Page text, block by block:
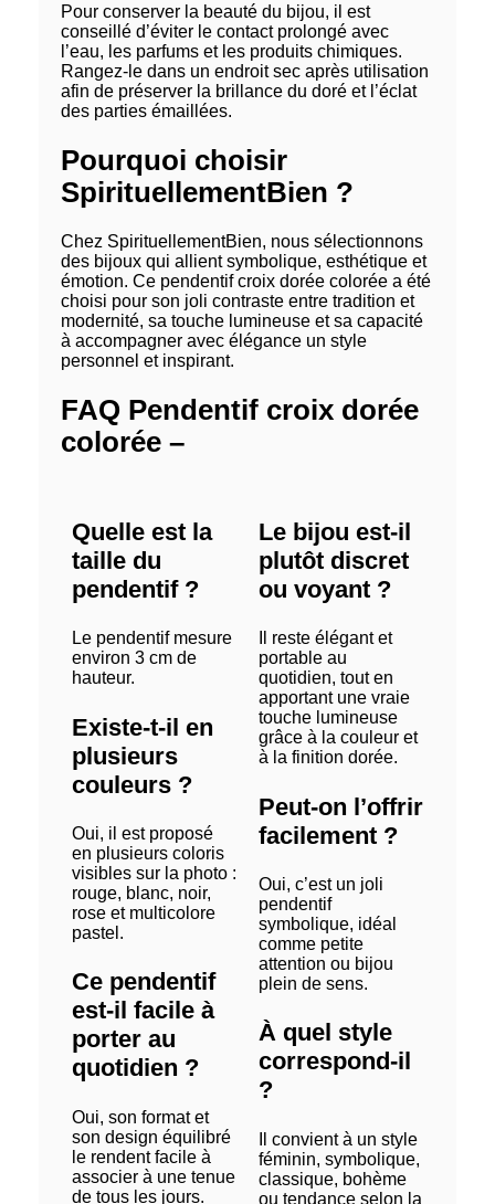
Pour conserver la beauté du bijou, il est
conseillé d’éviter le contact prolongé avec
l’eau, les parfums et les produits chimiques.
Rangez-le dans un endroit sec après utilisation
afin de préserver la brillance du doré et l’éclat
des parties émaillées.
Pourquoi choisir
SpirituellementBien ?
Chez SpirituellementBien, nous sélectionnons
des bijoux qui allient symbolique, esthétique et
émotion. Ce pendentif croix dorée colorée a été
choisi pour son joli contraste entre tradition et
modernité, sa touche lumineuse et sa capacité
à accompagner avec élégance un style
personnel et inspirant.
FAQ Pendentif croix dorée
colorée –
Quelle est la
taille du
pendentif ?
Le pendentif mesure
environ 3 cm de
hauteur.
Existe-t-il en
plusieurs
couleurs ?
Oui, il est proposé
en plusieurs coloris
visibles sur la photo :
rouge, blanc, noir,
rose et multicolore
pastel.
Ce pendentif
est-il facile à
porter au
quotidien ?
Oui, son format et
son design équilibré
le rendent facile à
associer à une tenue
de tous les jours.
Le bijou est-il
plutôt discret
ou voyant ?
Il reste élégant et
portable au
quotidien, tout en
apportant une vraie
touche lumineuse
grâce à la couleur et
à la finition dorée.
Peut-on l’offrir
facilement ?
Oui, c’est un joli
pendentif
symbolique, idéal
comme petite
attention ou bijou
plein de sens.
À quel style
correspond-il
?
Il convient à un style
féminin, symbolique,
classique, bohème
ou tendance selon la